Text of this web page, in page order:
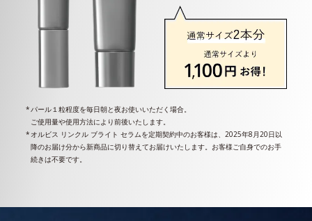
パール１粒程度を毎日朝と夜お使いいただく場合。
ご使用量や使用方法により前後いたします。
オルビス リンクル ブライト セラムを定期契約中のお客様は、2025年8月20日以
降のお届け分から新商品に切り替えてお届けいたします。お客様ご自身でのお手
続きは不要です。